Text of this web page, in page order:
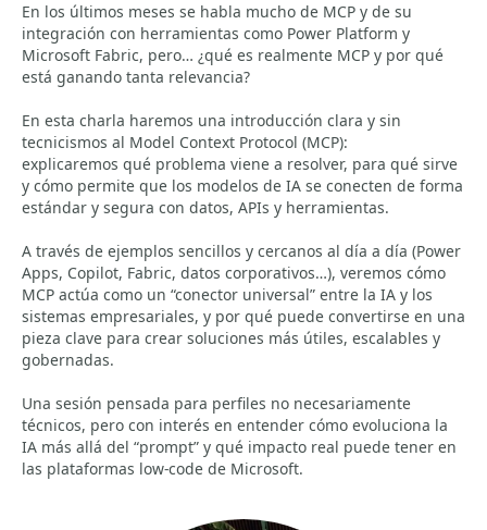
En los últimos meses se habla mucho de MCP y de su
integración con herramientas como Power Platform y
Microsoft Fabric, pero… ¿qué es realmente MCP y por qué
está ganando tanta relevancia?
En esta charla haremos una introducción clara y sin
tecnicismos al Model Context Protocol (MCP):
explicaremos qué problema viene a resolver, para qué sirve
y cómo permite que los modelos de IA se conecten de forma
estándar y segura con datos, APIs y herramientas.
A través de ejemplos sencillos y cercanos al día a día (Power
Apps, Copilot, Fabric, datos corporativos…), veremos cómo
MCP actúa como un “conector universal” entre la IA y los
sistemas empresariales, y por qué puede convertirse en una
pieza clave para crear soluciones más útiles, escalables y
gobernadas.
Una sesión pensada para perfiles no necesariamente
técnicos, pero con interés en entender cómo evoluciona la
IA más allá del “prompt” y qué impacto real puede tener en
las plataformas low-code de Microsoft.